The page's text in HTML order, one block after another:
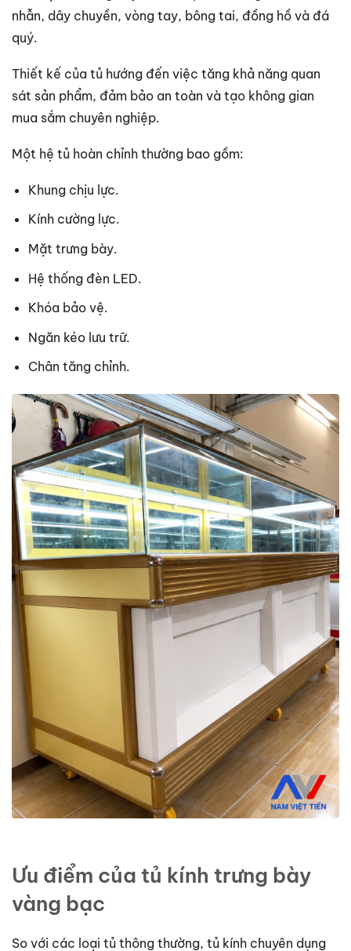
nhẫn, dây chuyền, vòng tay, bông tai, đồng hồ và đá
quý.
Thiết kế của tủ hướng đến việc tăng khả năng quan
sát sản phẩm, đảm bảo an toàn và tạo không gian
mua sắm chuyên nghiệp.
Một hệ tủ hoàn chỉnh thường bao gồm:
Khung chịu lực.
Kính cường lực.
Mặt trưng bày.
Hệ thống đèn LED.
Khóa bảo vệ.
Ngăn kéo lưu trữ.
Chân tăng chỉnh.
Ưu điểm của tủ kính trưng bày
vàng bạc
So với các loại tủ thông thường, tủ kính chuyên dụng